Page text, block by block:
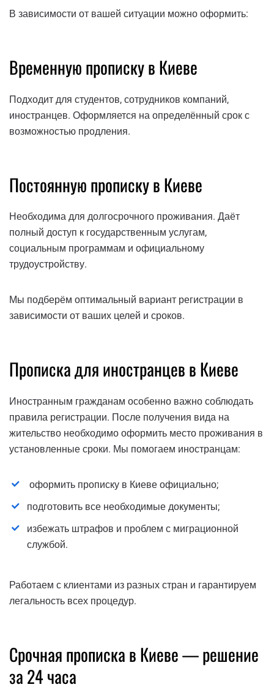
В зависимости от вашей ситуации можно оформить:
Временную прописку в Киеве
Подходит для студентов, сотрудников компаний,
иностранцев. Оформляется на определённый срок с
возможностью продления.
Постоянную прописку в Киеве
Необходима для долгосрочного проживания. Даёт
полный доступ к государственным услугам,
социальным программам и официальному
трудоустройству.
Мы подберём оптимальный вариант регистрации в
зависимости от ваших целей и сроков.
Прописка для иностранцев в Киеве
Иностранным гражданам особенно важно соблюдать
правила регистрации. После получения вида на
жительство необходимо оформить место проживания в
установленные сроки. Мы помогаем иностранцам:
оформить прописку в Киеве официально;
подготовить все необходимые документы;
избежать штрафов и проблем с миграционной
службой.
Работаем с клиентами из разных стран и гарантируем
легальность всех процедур.
Срочная прописка в Киеве — решение
за 24 часа